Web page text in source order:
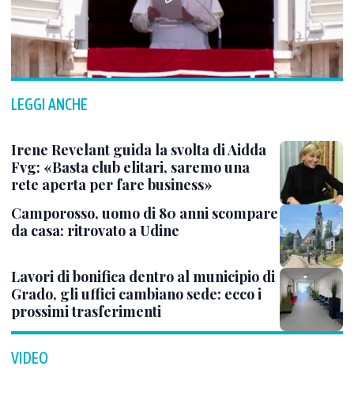
LEGGI ANCHE
Irene Revelant guida la svolta di Aidda
Fvg: «Basta club elitari, saremo una
rete aperta per fare business»
Camporosso, uomo di 80 anni scompare
da casa: ritrovato a Udine
Lavori di bonifica dentro al municipio di
Grado, gli uffici cambiano sede: ecco i
prossimi trasferimenti
VIDEO